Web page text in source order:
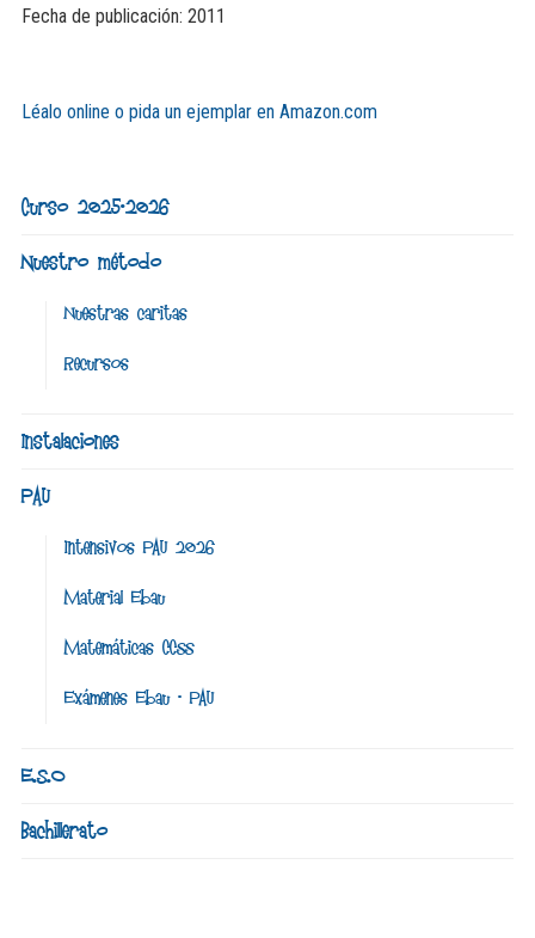
Curso 2025-2026
Nuestro método
Nuestras caritas
Recursos
Instalaciones
PAU
Intensivos PAU 2026
Material Ebau
Matemáticas CCSS
Exámenes Ebau – PAU
E.S.O
Bachillerato
Fecha de publicación: 2011
Léalo online o pida un ejemplar en Amazon.com